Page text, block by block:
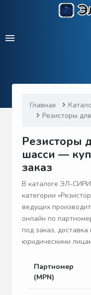
Главная
Резисторы
Резисторы
шасси —
заказ
В каталоге ЭЛ-
категории
ведущих
онлайн по
под заказ,
юридическими
Партномер
(MPN)